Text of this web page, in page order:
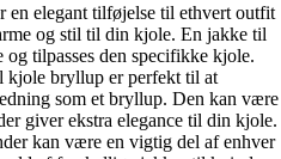
elegant tilføjelse til ethvert outfit
og stil til din kjole. En jakke til
tilpasses den specifikke kjole.
bryllup er perfekt til at
som et bryllup. Den kan være
giver ekstra elegance til din kjole.
kan være en vigtig del af enhver